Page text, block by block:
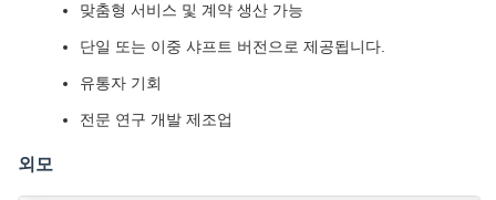
맞춤형 서비스 및 계약 생산 가능
단일 또는 이중 샤프트 버전으로 제공됩니다.
유통자 기회
전문 연구 개발 제조업
외모